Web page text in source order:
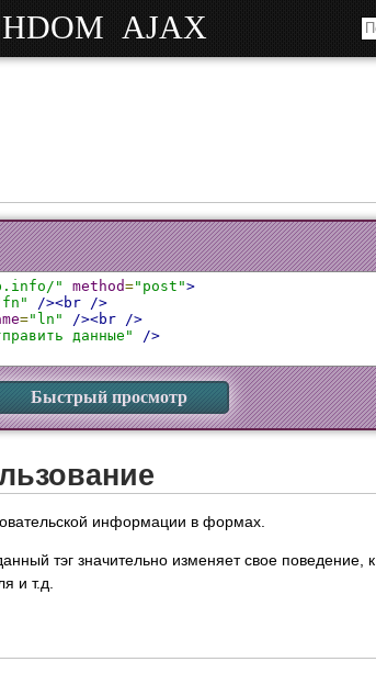
HDOM AJAX
" method="post">
/><br />
="ln" /><br />
данные"
/>
Быстрый просмотр
информации в формах.
тэг значительно изменяет свое
и т.д.